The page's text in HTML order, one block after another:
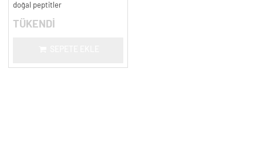
doğal peptitler
TÜKENDİ